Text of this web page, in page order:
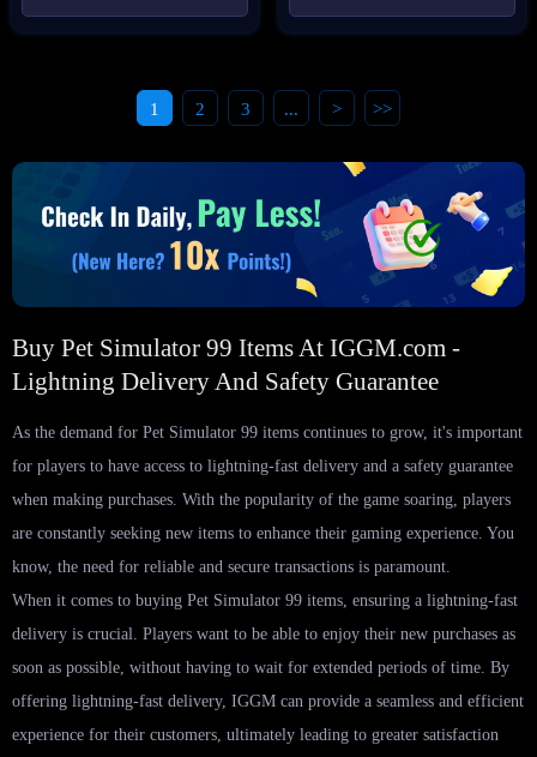
1 2 3 ... > >>
Buy Pet Simulator 99 Items At IGGM.com -
Lightning Delivery And Safety Guarantee
As the demand for Pet Simulator 99 items continues to grow, it's important
for players to have access to lightning-fast delivery and a safety guarantee
when making purchases. With the popularity of the game soaring, players
are constantly seeking new items to enhance their gaming experience. You
know, the need for reliable and secure transactions is paramount.
When it comes to buying Pet Simulator 99 items, ensuring a lightning-fast
delivery is crucial. Players want to be able to enjoy their new purchases as
soon as possible, without having to wait for extended periods of time. By
offering lightning-fast delivery, IGGM can provide a seamless and efficient
experience for their customers, ultimately leading to greater satisfaction